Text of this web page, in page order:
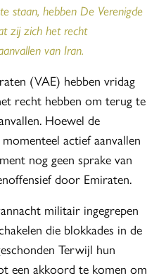
staan, hebben De Verenigde
zij zich het recht
van Iran.
(VAE) hebben vridag
recht hebben om terug te
Hoewel de
actief aanvallen
nog geen sprake van
door Emiraten.
militair ingegrepen
die blokkades in de
Terwijl hun
een akkoord te komen om